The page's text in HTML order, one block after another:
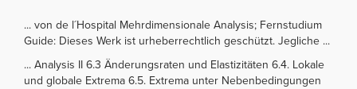
... von de l´Hospital Mehrdimensionale Analysis; Fernstudium
Guide: Dieses Werk ist urheberrechtlich geschützt. Jegliche ...
... Analysis II 6.3 Änderungsraten und Elastizitäten 6.4. Lokale
und globale Extrema 6.5. Extrema unter Nebenbedingungen